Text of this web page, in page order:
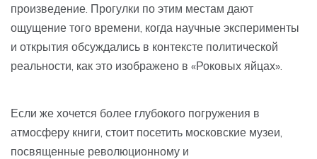
произведение. Прогулки по этим местам дают
ощущение того времени, когда научные эксперименты
и открытия обсуждались в контексте политической
реальности, как это изображено в «Роковых яйцах».
Если же хочется более глубокого погружения в
атмосферу книги, стоит посетить московские музеи,
посвященные революционному и